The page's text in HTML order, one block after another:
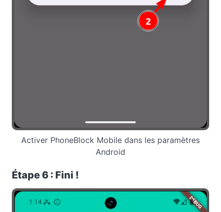
Activer PhoneBlock Mobile dans les paramètres
Android
Étape 6 : Fini !